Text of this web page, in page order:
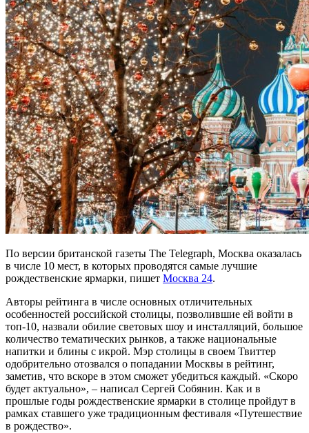
По версии британской газеты The Telegraph, Москва оказалась
в числе 10 мест, в которых проводятся самые лучшие
рождественские ярмарки, пишет Москва 24.
Авторы рейтинга в числе основных отличительных
особенностей российской столицы, позволившие ей войти в
топ-10, назвали обилие световых шоу и инсталляций, большое
количество тематических рынков, а также национальные
напитки и блины с икрой. Мэр столицы в своем Твиттер
одобрительно отозвался о попадании Москвы в рейтинг,
заметив, что вскоре в этом сможет убедиться каждый. «Скоро
будет актуально», – написал Сергей Собянин. Как и в
прошлые годы рождественские ярмарки в столице пройдут в
рамках ставшего уже традиционным фестиваля «Путешествие
в рождество».